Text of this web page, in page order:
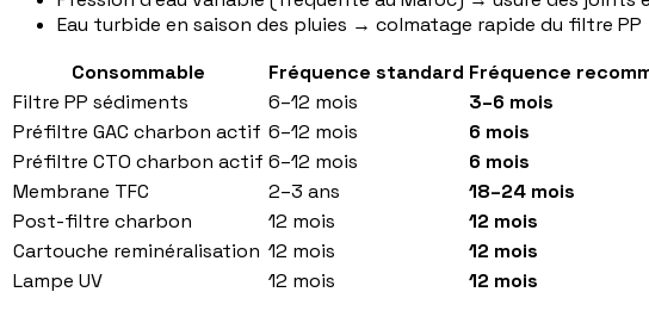
Eau turbide en saison des pluies → colmatage rapide du filtre PP
Consommable
Fréquence standard Fréquence
Filtre PP sédiments
6–12 mois
3–6 mois
Préfiltre GAC charbon actif 6–12 mois
6 mois
Préfiltre CTO charbon actif 6–12 mois
6 mois
Membrane TFC
2–3 ans
18–24 mois
Post-filtre charbon
12 mois
12 mois
Cartouche reminéralisation 12 mois
12 mois
Lampe UV
12 mois 12 mois